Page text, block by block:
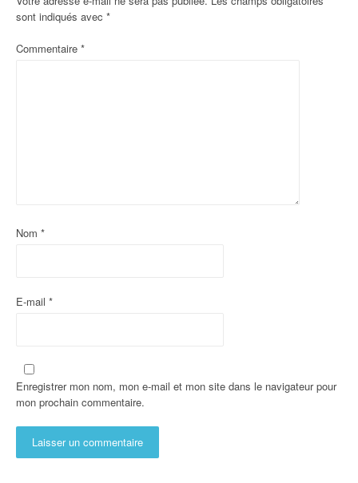
sont indiqués avec *
Commentaire *
Nom *
E-mail *
Enregistrer mon nom, mon e-mail et mon site dans le navigateur pour
mon prochain commentaire.